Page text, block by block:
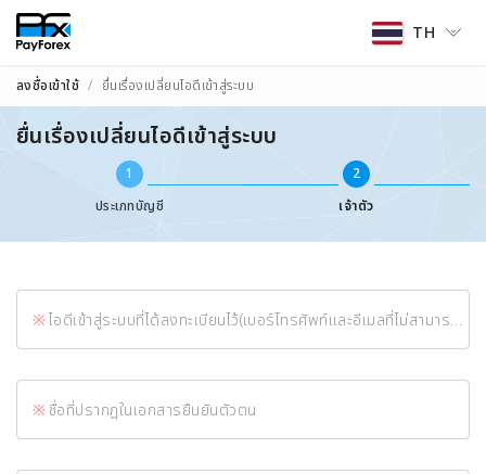
TH
ลงชื่อเข้าใช้ ยื่นเรื่องเปลี่ยนไอดีเข้าสู่ระบบ
ยื่นเรื่องเปลี่ยนไอดีเข้าสู่ระบบ
1
ประเภทบัญชี
2
เจ้าตัว
ไอดีเข้าสู่ระบบที่ได้ลงทะเบียนไว้(เบอร์โทรศัพท์และอีเมลที่ไม่สามารถใช้งานได้)
ชื่อที่ปรากฏในเอกสารยืนยันตัวตน